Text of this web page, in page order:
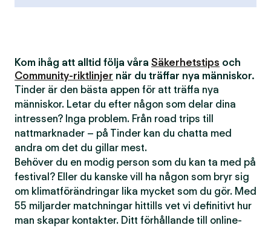
Kom ihåg att alltid följa våra Säkerhetstips och
Community-riktlinjer när du träffar nya människor.
Tinder är den bästa appen för att träffa nya
människor. Letar du efter någon som delar dina
intressen? Inga problem. Från road trips till
nattmarknader – på Tinder kan du chatta med
andra om det du gillar mest.
Behöver du en modig person som du kan ta med på
festival? Eller du kanske vill ha någon som bryr sig
om klimatförändringar lika mycket som du gör. Med
55 miljarder matchningar hittills vet vi definitivt hur
man skapar kontakter. Ditt förhållande till online-